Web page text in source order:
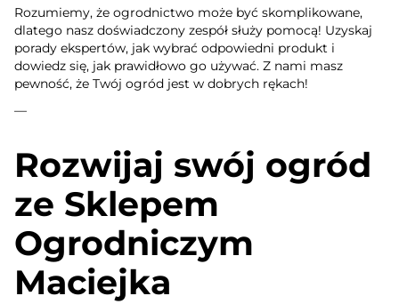
Rozumiemy, że ogrodnictwo może być skomplikowane,
dlatego nasz doświadczony zespół służy pomocą! Uzyskaj
porady ekspertów, jak wybrać odpowiedni produkt i
dowiedz się, jak prawidłowo go używać. Z nami masz
pewność, że Twój ogród jest w dobrych rękach!
—
Rozwijaj swój ogród
ze Sklepem
Ogrodniczym
Maciejka